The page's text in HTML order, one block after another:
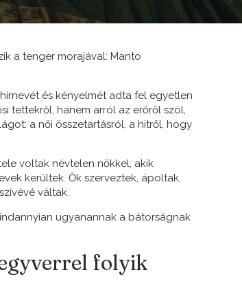
a tenger morajával: Manto
és kényelmét adta fel egyetlen
tettekről, hanem arról az erőről szól,
a női összetartásról, a hitről, hogy
voltak névtelen nőkkel, akik
kerültek. Ők szerveztek, ápoltak,
váltak.
ugyanannak a bátorságnak
folyik